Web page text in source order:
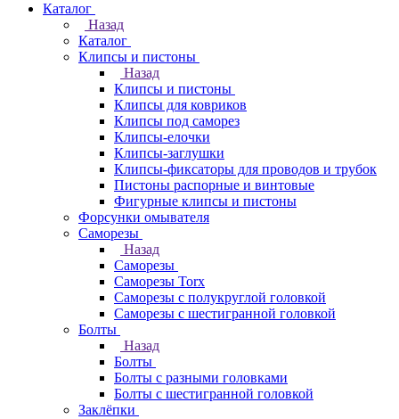
Каталог
Назад
Каталог
Клипсы и пистоны
Назад
Клипсы и пистоны
Клипсы для ковриков
Клипсы под саморез
Клипсы-елочки
Клипсы-заглушки
Клипсы-фиксаторы для проводов и трубок
Пистоны распорные и винтовые
Фигурные клипсы и пистоны
Форсунки омывателя
Саморезы
Назад
Саморезы
Саморезы Torx
Саморезы с полукруглой головкой
Саморезы с шестигранной головкой
Болты
Назад
Болты
Болты с разными головками
Болты с шестигранной головкой
Заклёпки